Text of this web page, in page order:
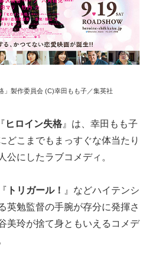
」製作委員会 (C)幸田もも子／集英社
ヒロイン失格 』は、幸田もも子
どこまでもまっすぐな体当たり
公にしたラブコメディ。
トリガール！ 』などハイテンシ
英勉監督の手腕が存分に発揮さ
美玲が捨て身ともいえるコメデ